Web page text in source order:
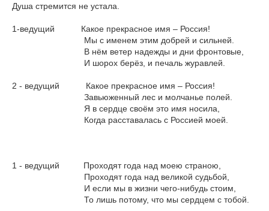
Душа стремится не устала.
1-ведущий Какое прекрасное имя – Россия!
Мы с именем этим добрей и сильней.
В нём ветер надежды и дни фронтовые,
И шорох берёз, и печаль журавлей.
2 - ведущий Какое прекрасное имя – Россия!
Завьюженный лес и молчанье полей.
Я в сердце своём это имя носила,
Когда расставалась с Россией моей.
1 - ведущий Проходят года над моею страною,
Проходят года над великой судьбой,
И если мы в жизни чего-нибудь стоим,
То лишь потому, что мы сердцем с тобой.